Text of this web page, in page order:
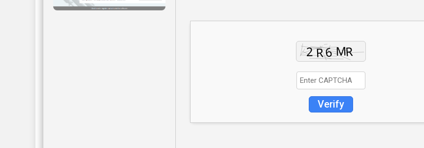
Verify